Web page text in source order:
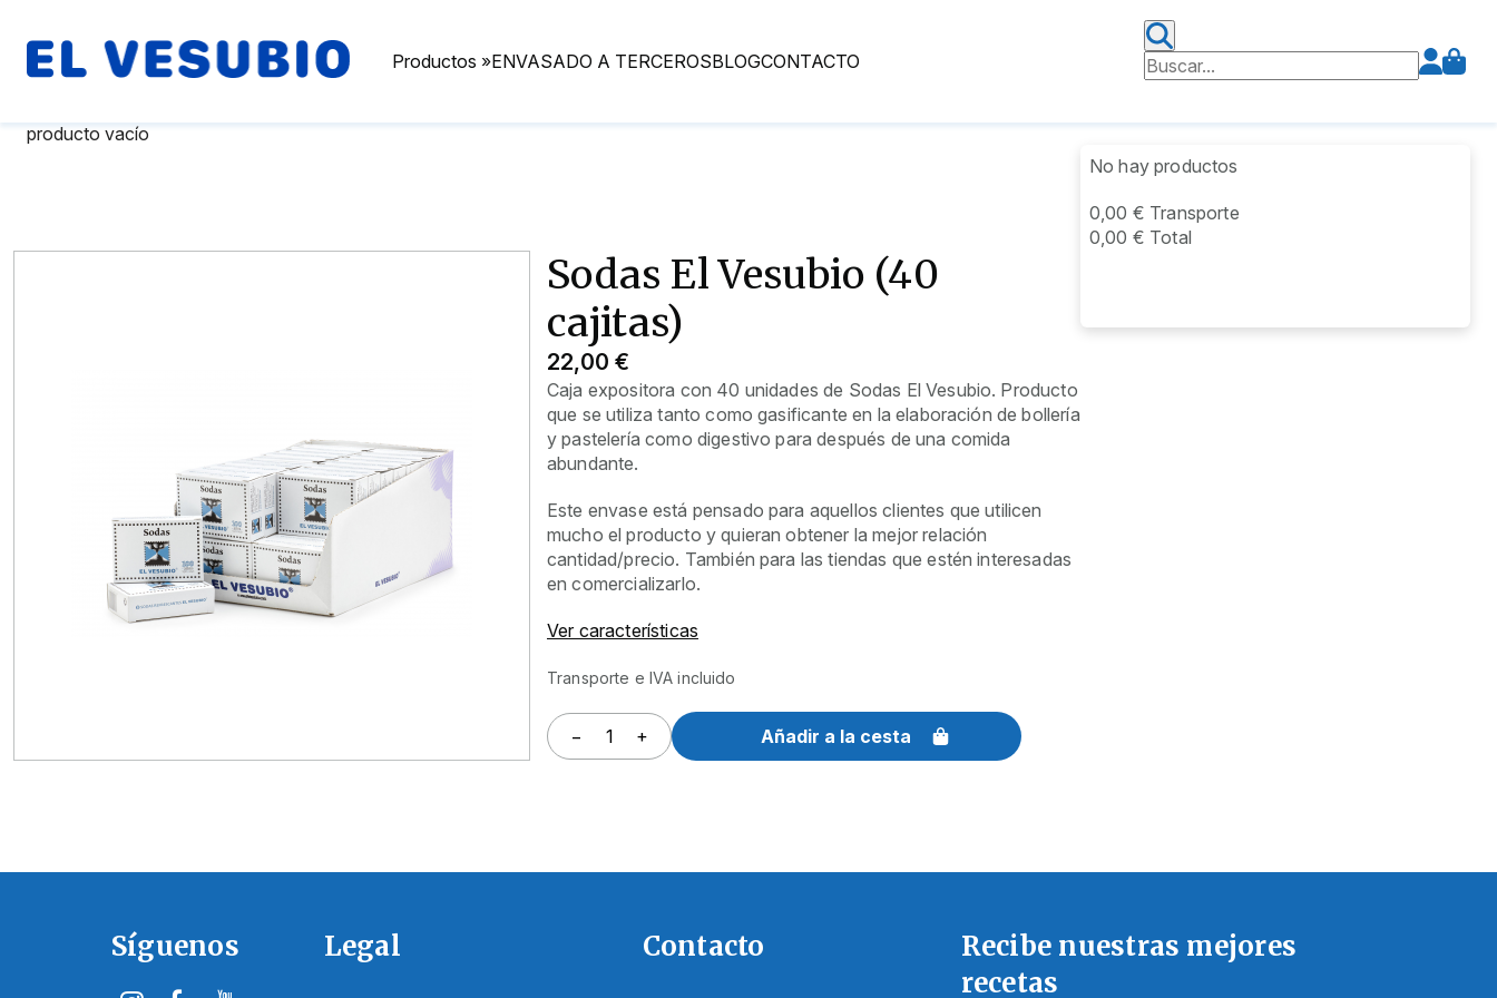
Productos »ENVASADO A TERCEROSBLOGCONTACTO
producto vacío
No hay productos
0,00 € Transporte
0,00 € Total
Sodas El Vesubio (40
cajitas)
22,00 €
Caja expositora con 40 unidades de Sodas El Vesubio. Producto
que se utiliza tanto como gasificante en la elaboración de bollería
y pastelería como digestivo para después de una comida
abundante.
Este envase está pensado para aquellos clientes que utilicen
mucho el producto y quieran obtener la mejor relación
cantidad/precio. También para las tiendas que estén interesadas
en comercializarlo.
Ver características
Transporte e IVA incluido
− +
Síguenos Legal Contacto
Recibe nuestras mejores
recetas